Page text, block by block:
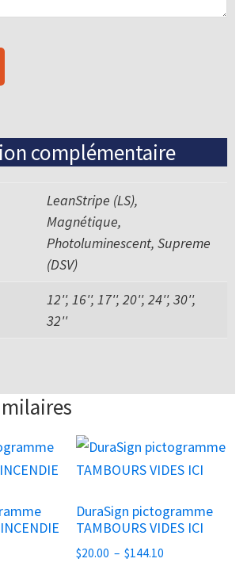
complémentaire
LeanStripe (LS),
Magnétique,
Photoluminescent, Supreme
(DSV)
12'', 16'', 17'', 20'', 24'', 30'',
32''
DuraSign pictogramme
TAMBOURS VIDES ICI
$20.00 – $144.10
Ce
produit
plusieurs
variations.
Les